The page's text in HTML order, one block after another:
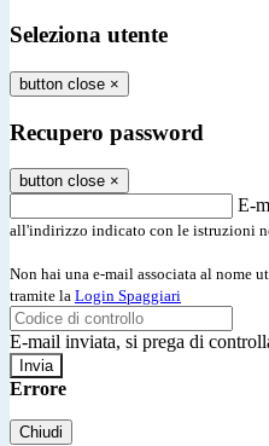
Seleziona utente
button close ×
Recupero password
button close ×
E-
all'indirizzo indicato con le istruzioni
Non hai una e-mail associata al nome
tramite la Login Spaggiari
E-mail inviata, si prega di
Errore
Chiudi